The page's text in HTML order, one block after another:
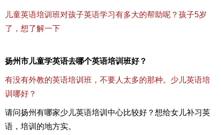
儿童英语培训班对孩子英语学习有多大的帮助呢？孩子5岁
了，想了解一下
扬州市儿童学英语去哪个英语培训班好？
有没有外教的英语培训班，不要人太多的那种。少儿英语培
训哪好？
请问扬州有哪家少儿英语培训中心比较好？想给女儿补习英
语，培训的地方实。